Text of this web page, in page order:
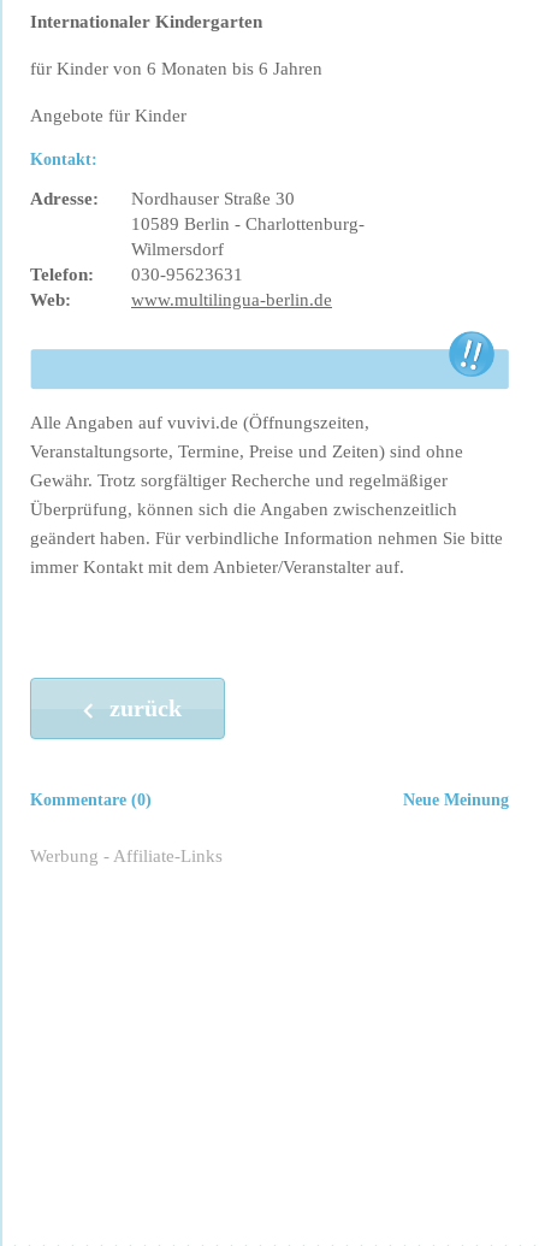
Internationaler Kindergarten
für Kinder von 6 Monaten bis 6 Jahren
Angebote für Kinder
Kontakt:
Adresse:
Nordhauser Straße 30
10589 Berlin - Charlottenburg-
Wilmersdorf
Telefon:
030-95623631
Web:
www.multilingua-berlin.de
Alle Angaben auf vuvivi.de (Öffnungszeiten,
Veranstaltungsorte, Termine, Preise und Zeiten) sind ohne
Gewähr. Trotz sorgfältiger Recherche und regelmäßiger
Überprüfung, können sich die Angaben zwischenzeitlich
geändert haben. Für verbindliche Information nehmen Sie bitte
immer Kontakt mit dem Anbieter/Veranstalter auf.
zurück
Neue Meinung
Kommentare (0)
Werbung - Affiliate-Links